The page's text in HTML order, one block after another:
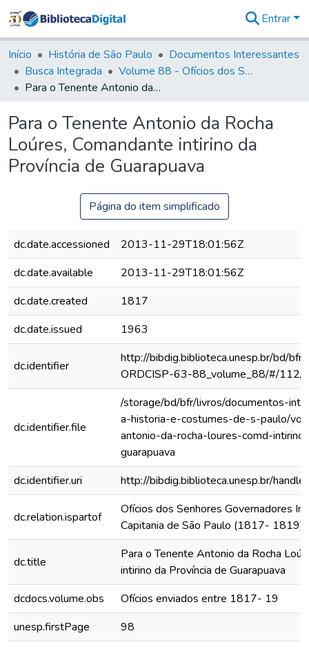
&
Coleções
Tudo na
Biblioteca
Estatísticas
Entrar
Início História de São Paulo
Documentos Interessantes
Busca Integrada
Volume 88 - Ofícios dos Senhores Governadores Interinos da Capitania de São Paulo (1817- 1819)
Para o Tenente Antonio da Rocha Loúres, Comandante intirino da Província de Guarapuava
Para o Tenente Antonio da Rocha
Loúres, Comandante intirino da
Província de Guarapuava
Página do item simplificado
dc.date.accessioned
2013-11-29T18:01:56Z
dc.date.available
2013-11-29T18:01:56Z
dc.date.created
1817
dc.date.issued
1963
dc.identifier
http://bibdig.biblioteca.unesp.br/bd/
ORDCISP-63-88_volume_88/#/112/
dc.identifier.file
/storage/bd/bfr/livros/documentos-
a-historia-e-costumes-de-s-paulo/
antonio-da-rocha-loures-comd-
guarapuava
dc.identifier.uri
http://bibdig.biblioteca.unesp.br/
dc.relation.ispartof
Ofícios dos Senhores Governadores
Capitania de São Paulo (1817- 1819)
dc.title
Para o Tenente Antonio da Rocha
intirino da Província de Guarapuava
dcdocs.volume.obs
Ofícios enviados entre 1817- 19
unesp.firstPage
98